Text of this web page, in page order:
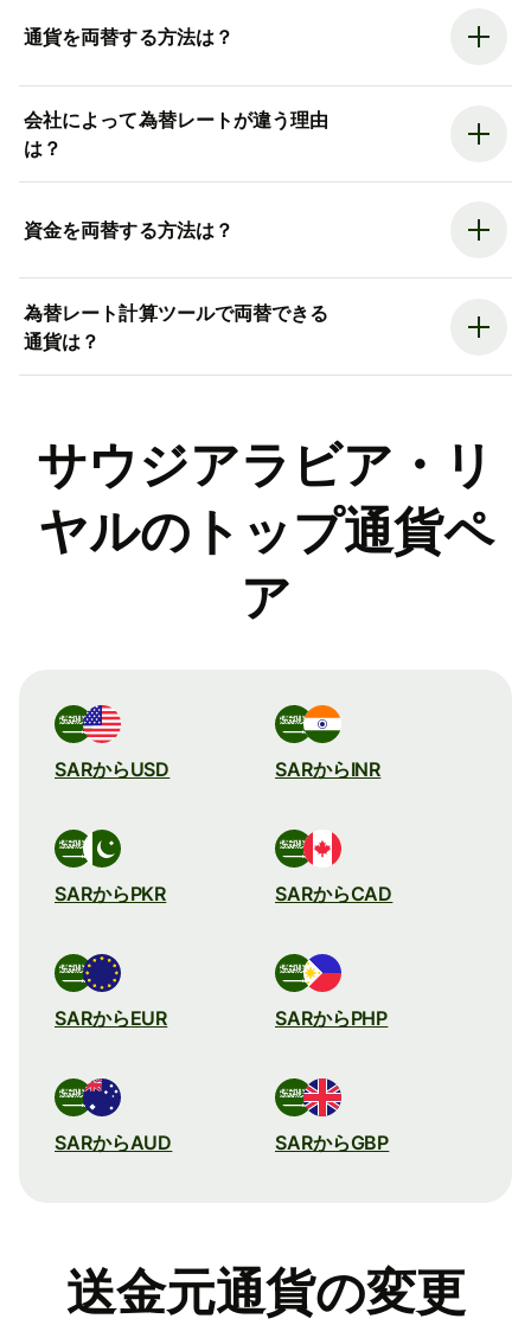
通貨を両替する方法は？
会社によって為替レートが違う理由
は？
資金を両替する方法は？
為替レート計算ツールで両替できる
通貨は？
サウジアラビア・リ
ヤルのトップ通貨ペ
ア
SARからUSD SARからINR
SARからPKR SARからCAD
SARからEUR SARからPHP
SARからAUD SARからGBP
送金元通貨の変更